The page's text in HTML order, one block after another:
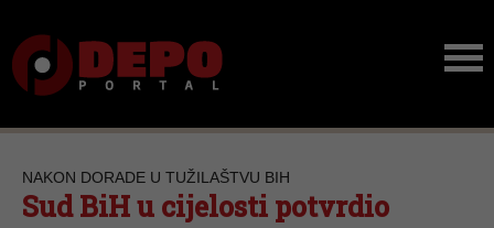
NAKON DORADE U TUŽILAŠTVU BIH
Sud BiH u cijelosti potvrdio